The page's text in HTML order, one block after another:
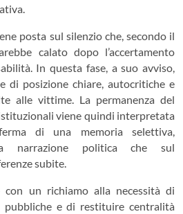
posta sul silenzio che, secondo il
calato dopo l’accertamento
In questa fase, a suo avviso,
di posizione chiare, autocritiche e
alle vittime. La permanenza del
viene quindi interpretata
di una memoria selettiva,
narrazione politica che sul
subite.
con un richiamo alla necessità di
pubbliche e di restituire centralità